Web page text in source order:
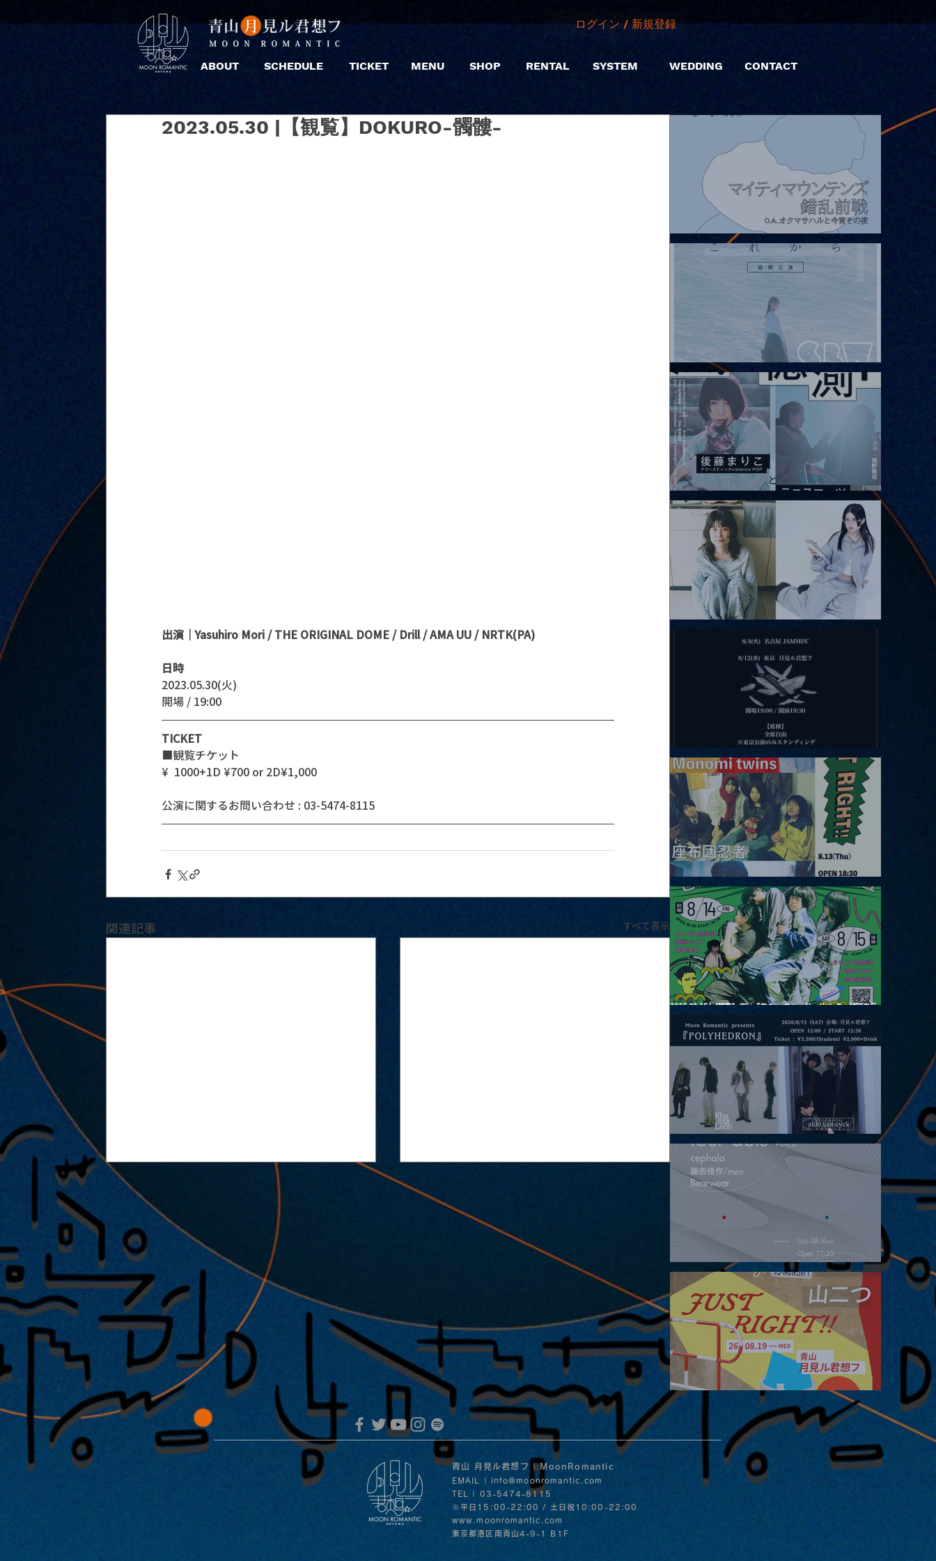
ABOUT SCHEDULE TICKET MENU SHOP
ログイン / 新規登録
RENTAL SYSTEM WEDDING CONTACT
2023.05.30 |【観覧】DOKURO-髑髏-
出演｜Yasuhiro Mori / THE ORIGINAL DOME / Drill / AMA UU / NRTK(PA)
日時
2023.05.30(火)
開場 / 19:00
TICKET
■観覧チケット
¥  1000+1D ¥700 or 2D¥1,000
公演に関するお問い合わせ : 03-5474-8115
関連記事 すべて表示
能楽堂を使った特別公演「緑光憩音」の
開催が決定！！2022年1月29日・30日
MoonRomantic Channel1周年記念Live
2026.08.07 |【観覧】マイティマウンテンズpresents. “HALL-IN-
2026.08.08 |【観覧】Oaiko pre.「これから」延期公演 Blurred
City Lights × 17歳とベルリンの壁
2026.08.10 |【観覧】「巷のmyストーリー/風の憶測1～後藤まりこ
アコースティックviolence POPとテニスコーツ」
2026.08.12 |【観覧】田澤孝介 ソロワンマン 「Ballad Box 2026」
2026.08.13 |【観覧】JUST RIGHT!! vol.26
2026.08.15 |【観覧】夜）『巷のmyストーリー/センター"訳"フラ
ッシュ⚡️後編』
2026.08.15 |【観覧】昼）月見ルpre.『POLYHEDRON』
2026.08.16 |【観覧】夜）four dots vol.2
2026.08.19 |【観覧】JUST RIGHT!! vol.27
青山 月見ル君想フ | MoonRomantic
EMAIL |
info@moonromantic.com
TEL | 03-5474-8115
※平日15:00-22:00 / 土日祝10:00-22:00
www.moonromantic.com
​東京都港区南青山4-9-1 B1F